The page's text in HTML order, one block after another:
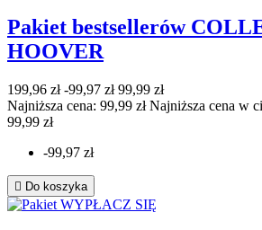
Pakiet bestsellerów
HOOVER
199,96 zł -99,97 zł 99,99 zł
Najniższa cena: 99,99 złNajniższa cena w
99,99 zł
-99,97 zł
 Do koszyka